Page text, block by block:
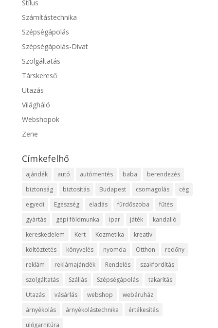
Stílus
Számítástechnika
Szépségápolás
Szépségápolás-Divat
Szolgáltatás
Társkereső
Utazás
Világháló
Webshopok
Zene
Címkefelhő
ajándék autó autómentés baba
berendezés
biztonság
biztosítás Budapest csomagolás
cég
egyedi
Egészség eladás fürdőszoba
fűtés
gyártás
gépi földmunka ipar játék
kandalló
kereskedelem
Kert Kozmetika
kreatív
költöztetés
könyvelés nyomda Otthon
redőny
reklám
reklámajándék Rendelés
szakfordítás
szolgáltatás
Szállás Szépségápolás
takarítás
Utazás
vásárlás webshop
webáruház
árnyékolás
árnyékolástechnika
értékesítés
ülőgarnitúra